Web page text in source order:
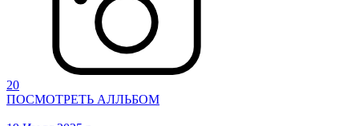
20
ПОСМОТРЕТЬ АЛЛЬБОМ